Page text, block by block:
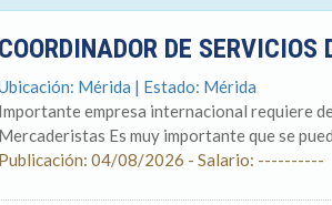
COORDINADOR DE
Mérida | Estado: Mérida
Importante empresa internacional requiere
Mercaderistas Es muy importante que se
Publicación: 04/08/2026 - Salario: ----------